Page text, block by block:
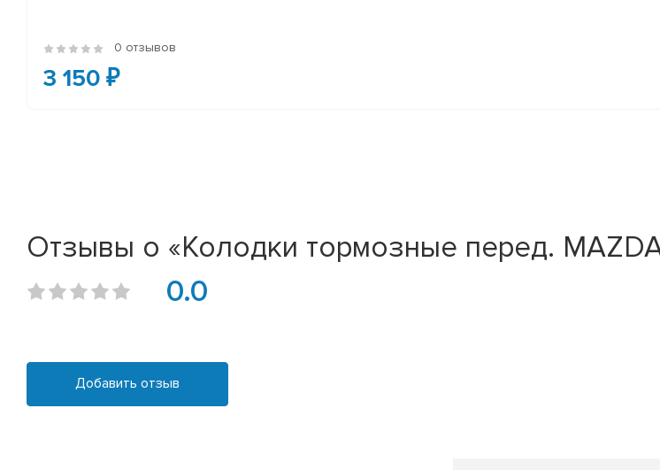
0 отзывов
3 150 ₽
Отзывы о «Колодки тормозные перед.
0.0
Добавить отзыв